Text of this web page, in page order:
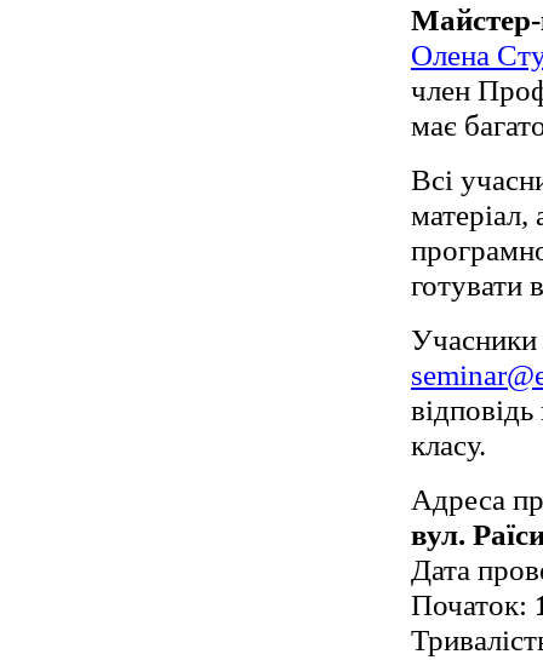
Олена
член
має
Всі
готувати
Учасники
класу.
Адреса
вул.
Дата
Початок: